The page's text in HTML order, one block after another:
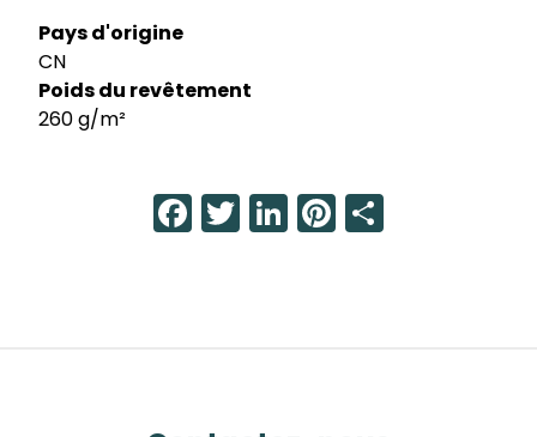
Pays d'origine
CN
Poids du revêtement
260 g/m²
Facebook
Twitter
LinkedIn
Pinterest